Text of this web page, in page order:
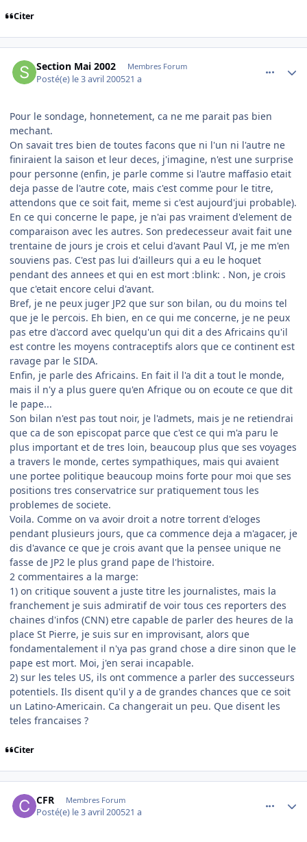
Citer
Section Mai 2002 Membres Forum
Posté(e) le 3 avril 200521 a
Pour le sondage, honnetement, ca ne me parait pas bien
mechant.
On savait tres bien de toutes facons que ni l'un ni l'autre ne
finiraient la saison et leur deces, j'imagine, n'est une surprise
pour personne (enfin, je parle comme si l'autre maffasio etait
deja passe de l'autre cote, mais c'est comme pour le titre,
attendons que ce soit fait, meme si c'est aujourd'jui probable).
En ce qui concerne le pape, je n'ai pas vraiment d'element de
comparaison avec les autres. Son predecesseur avait fait une
trentaine de jours je crois et celui d'avant Paul VI, je me m'en
souviens pas. C'est pas lui d'ailleurs qui a eu le hoquet
pendant des annees et qui en est mort :blink: . Non, je crois
que c'etait encore celui d'avant.
Bref, je ne peux juger JP2 que sur son bilan, ou du moins tel
que je le percois. Eh bien, en ce qui me concerne, je ne peux
pas etre d'accord avec quelqu'un qui dit a des Africains qu'il
est contre les moyens contraceptifs alors que ce continent est
ravage par le SIDA.
Enfin, je parle des Africains. En fait il l'a dit a tout le monde,
mais il n'y a plus guere qu'en Afrique ou on ecoute ce que dit
le pape...
Son bilan n'est pas tout noir, je l'admets, mais je ne retiendrai
que ca de son episcopat parce que c'est ce qui m'a paru le
plus important et de tres loin, beaucoup plus que ses voyages
a travers le monde, certes sympathiques, mais qui avaient
une portee politique beaucoup moins forte pour moi que ses
positions tres conservatrice sur pratiquement tous les
problemes de societe.
Voila. Comme on va avoir droit a notre torrent d'eloges
pendant plusieurs jours, que ca commence deja a m'agacer, je
dis d'avance ce que je crois avant que la pensee unique ne
fasse de JP2 le plus grand pape de l'histoire.
2 commentaires a la marge:
1) on critique souvent a juste titre les journalistes, mais la
franchement je suis admiratif de voir tous ces reporters des
chaines d'infos (CNN) etre capable de parler des heures de la
place St Pierre, je suis sur en improvisant, alors que
fondamentalement il n'ya pas grand chose a dire sinon que le
pape est mort. Moi, j'en serai incapable.
2) sur les teles US, ils ont commence a parler des successeurs
potentiels. Ils disent qu'il y a de grandes chances que ce soit
un Latino-Americain. Ca changerait un peu. Que disent les
teles francaises ?
Citer
CFR Membres Forum
Posté(e) le 3 avril 200521 a